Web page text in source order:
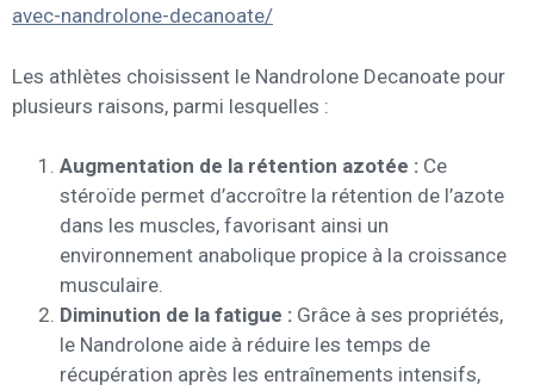
avec-nandrolone-decanoate/
Les athlètes choisissent le Nandrolone Decanoate pour
plusieurs raisons, parmi lesquelles :
Augmentation de la rétention azotée : Ce
stéroïde permet d’accroître la rétention de l’azote
dans les muscles, favorisant ainsi un
environnement anabolique propice à la croissance
musculaire.
Diminution de la fatigue : Grâce à ses propriétés,
le Nandrolone aide à réduire les temps de
récupération après les entraînements intensifs,